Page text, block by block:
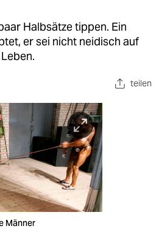
Halbsätze tippen. Ein
er sei nicht neidisch auf
teilen
Männer